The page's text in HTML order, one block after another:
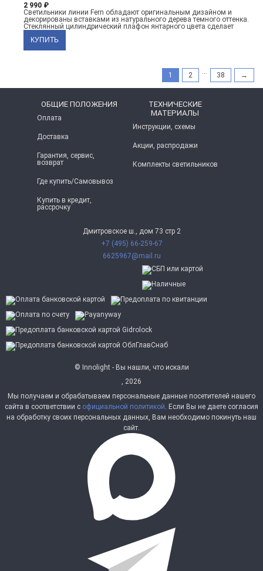
2 990 ₽
Светильники линии Fern обладают оригинальным дизайном и
декорированы вставками из натурального дерева темного оттенка.
Стеклянный цилиндрический плафон янтарного цвета сделает
1 2 38 →
ОБЩИЕ ПОЛОЖЕНИЯ
Оплата
Доставка
Гарантия, сервис,
возврат
Где купить/Самовывоз
Купить в кредит,
рассрочку
ТЕХНИЧЕСКИЕ
МАТЕРИАЛЫ
Инструкции, схемы
Акции, распродажи
Комплекты светильников
Дмитровское ш., дом 73 стр 2
+7 (495) 66-259-67
6625967@mail.ru
© Innolight - Вы нашли, что искали
, 2026
Мы получаем и обрабатываем персональные данные посетителей нашего
сайта в соответствии с официальной политикой . Если Вы не даете согласия
на обработку своих персональных данных, Вам необходимо покинуть наш
сайт.